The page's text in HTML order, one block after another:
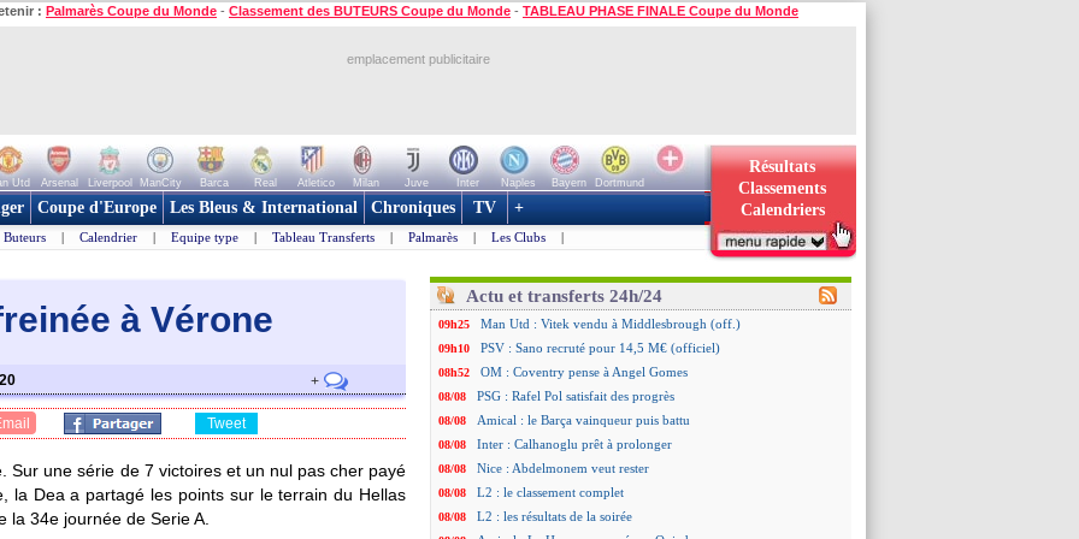
: Palmarès Coupe du Monde - Classement des BUTEURS Coupe du Monde - TABLEAU PHASE FINALE Coupe du Monde
emplacement publicitaire
Utd Arsenal Liverpool ManCity Barca Real Atletico Milan Juve Inter Naples Bayern Dortmund
Résultats
Classements
Calendriers
Coupe d'Europe Les Bleus & International Chroniques TV +
Buteurs | Calendrier | Equipe type | Tableau Transferts | Palmarès | Les Clubs |
à Vérone
+
Tweet
Sur une série de 7 victoires et un nul pas cher payé
la Dea a partagé les points sur le terrain du Hellas
34e journée de Serie A.
Actu et transferts 24h/24
09h25 Man Utd : Vitek vendu à Middlesbrough (off.)
09h10 PSV : Sano recruté pour 14,5 M€ (officiel)
08h52 OM : Coventry pense à Angel Gomes
08/08 PSG : Rafel Pol satisfait des progrès
08/08 Amical : le Barça vainqueur puis battu
08/08 Inter : Calhanoglu prêt à prolonger
08/08 Nice : Abdelmonem veut rester
08/08 L2 : le classement complet
08/08 L2 : les résultats de la soirée